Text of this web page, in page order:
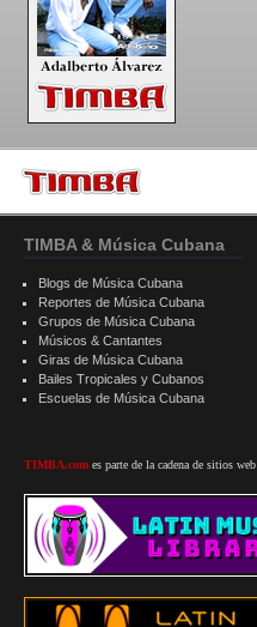
TIMBA & Música Cubana
Blogs de Música Cubana
Reportes de Música Cubana
Grupos de Música Cubana
Músicos & Cantantes
Giras de Música Cubana
Bailes Tropicales y Cubanos
Escuelas de Música Cubana
TIMBA.com es parte de la cadena de sitios web